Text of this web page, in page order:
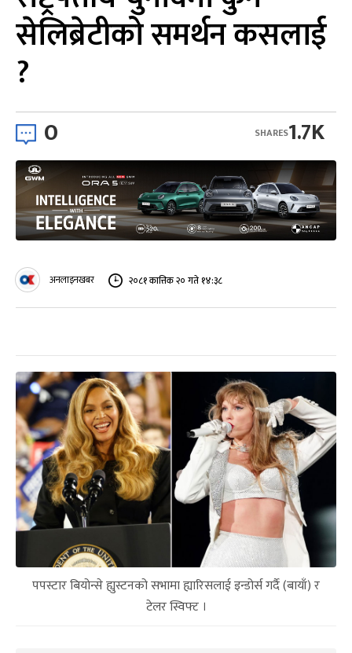
सेलिब्रेटीको समर्थन कसलाई
?
0 1.7K
SHARES
अनलाइनखबर २०८१ कात्तिक २० गते १४:३८
पपस्टार बियोन्से ह्युस्टनको सभामा ह्यारिसलाई इन्डोर्स गर्दै (बायाँ) र
टेलर स्विफ्ट ।